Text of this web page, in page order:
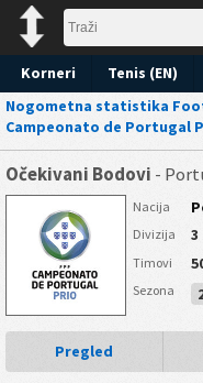
Korneri Tenis (EN)
Nogometna statistika
Campeonato de Portugal
Očekivani Bodovi -
Nacija
Divizija 3
Timovi
Sezona
Pregled